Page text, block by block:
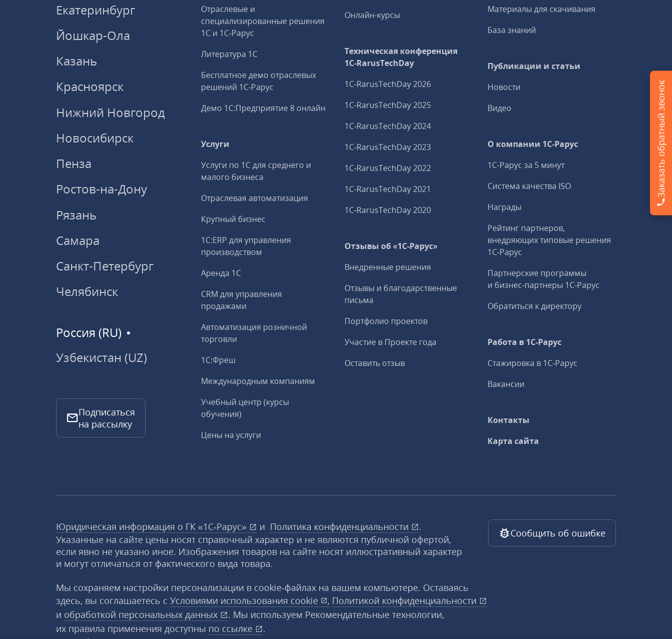
Екатеринбург
Йошкар-Ола
Казань
Красноярск
Нижний Новгород
Новосибирск
Пенза
Ростов-на-Дону
Рязань
Самара
Санкт-Петербург
Челябинск
Россия (RU)
Узбекистан (UZ)
Подписаться
на рассылку
Отраслевые и
специализированные решения
1С и 1С‑Рарус
Литература 1С
Бесплатное демо отраслевых
решений 1С‑Рарус
Демо 1С:Предприятие 8 онлайн
Услуги
Услуги по 1С для среднего и
малого бизнеса
Отраслевая автоматизация
Крупный бизнес
1С:ERP для управления
производством
Аренда 1С
CRM для управления
продажами
Автоматизация розничной
торговли
1С:Фреш
Международным компаниям
Учебный центр (курсы
обучения)
Цены на услуги
Онлайн-курсы
Техническая конференция
1C‑RarusTechDay
1C‑RarusTechDay 2026
1C‑RarusTechDay 2025
1C‑RarusTechDay 2024
1C‑RarusTechDay 2023
1C‑RarusTechDay 2022
1C‑RarusTechDay 2021
1C‑RarusTechDay 2020
Отзывы об «1С-Рарус»
Внедренные решения
Отзывы и благодарственные
письма
Портфолио проектов
Участие в Проекте года
Оставить отзыв
Материалы для скачивания
База знаний
Публикации и статьи
Новости
Видео
О компании 1C-Рарус
1С-Рарус за 5 минут
Система качества ISO
Награды
Рейтинг партнеров,
внедряющих типовые решения
1С‑Рарус
Партнерские программы
и бизнес‑партнеры 1С‑Рарус
Обратиться к директору
Работа в 1С‑Рарус
Стажировка в 1С‑Рарус
Вакансии
Контакты
Карта сайта
Юридическая информация о ГК «1С‑Рарус» и Политика конфиденциальности
.
Указанные на сайте цены носят справочный характер и не являются публичной офертой,
если явно не указано иное. Изображения товаров на сайте носят иллюстративный характер
и могут отличаться от фактического вида товара.
Мы сохраняем настройки персонализации в cookie‑файлах на вашем компьютере. Оставаясь
здесь, вы соглашаетесь с Условиями использования cookie , Политикой конфиденциальности
и обработкой персональных данных
. Мы используем Рекомендательные технологии,
их правила применения доступны по ссылке
.
Сообщить об ошибке
Заказать обратный звонок